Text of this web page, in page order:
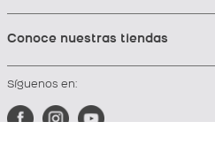
Conoce nuestras tiendas
Síguenos en: